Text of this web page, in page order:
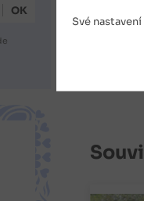
SvéPoužití